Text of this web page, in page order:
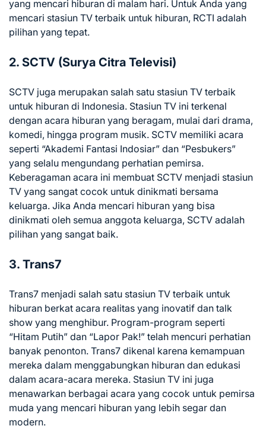
yang mencari hiburan di malam hari. Untuk Anda yang
mencari stasiun TV terbaik untuk hiburan, RCTI adalah
pilihan yang tepat.
2. SCTV (Surya Citra Televisi)
SCTV juga merupakan salah satu stasiun TV terbaik
untuk hiburan di Indonesia. Stasiun TV ini terkenal
dengan acara hiburan yang beragam, mulai dari drama,
komedi, hingga program musik. SCTV memiliki acara
seperti “Akademi Fantasi Indosiar” dan “Pesbukers”
yang selalu mengundang perhatian pemirsa.
Keberagaman acara ini membuat SCTV menjadi stasiun
TV yang sangat cocok untuk dinikmati bersama
keluarga. Jika Anda mencari hiburan yang bisa
dinikmati oleh semua anggota keluarga, SCTV adalah
pilihan yang sangat baik.
3. Trans7
Trans7 menjadi salah satu stasiun TV terbaik untuk
hiburan berkat acara realitas yang inovatif dan talk
show yang menghibur. Program-program seperti
“Hitam Putih” dan “Lapor Pak!” telah mencuri perhatian
banyak penonton. Trans7 dikenal karena kemampuan
mereka dalam menggabungkan hiburan dan edukasi
dalam acara-acara mereka. Stasiun TV ini juga
menawarkan berbagai acara yang cocok untuk pemirsa
muda yang mencari hiburan yang lebih segar dan
modern.